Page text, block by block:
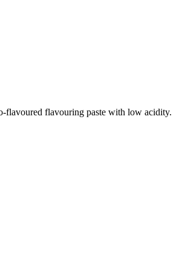
flavoured flavouring paste with low acidity.